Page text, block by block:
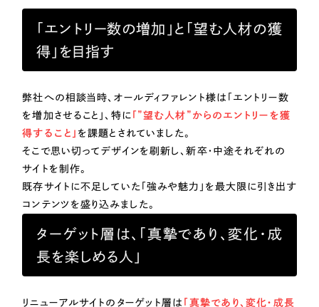
日報ツールで案件ごとの営業利益をリアルタイムに可視化
制作実績
Works
制作実績
全国1,400社以上の支援実績の中から
実績の
ブックマークしたサイト
士業
美容・エステ
IT・インターネット
教育
広告・メディア・放送
不動産
「エントリー数の増加」と「望む人材の獲
得」を目指す
弊社への相談当時、オールディファレント様は「エントリー数
を増加させること」、特に 「”望む人材”からのエントリーを獲
得すること」 を課題とされていました。
そこで思い切ってデザインを刷新し、新卒・中途それぞれの
サイトを制作。
既存サイトに不足していた「強みや魅力」を最大限に引き出す
コンテンツを盛り込みました。
ターゲット層は、「真摯であり、変化・成
長を楽しめる人」
リニューアルサイトのターゲット層は 「真摯であり、変化・成長